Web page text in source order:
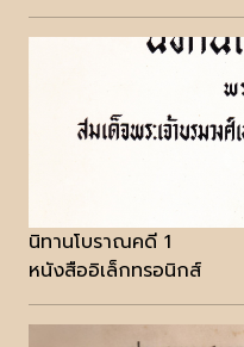
นิทานโบราณคดี 1
หนังสืออิเล็กทรอนิกส์